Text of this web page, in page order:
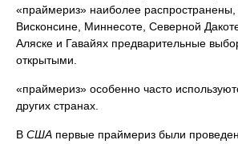
«праймериз» наиболее распространены,
Висконсине, Миннесоте, Северной
Аляске и Гавайях предварительные
открытыми.
«праймериз» особенно часто
других странах.
В США первые праймериз были